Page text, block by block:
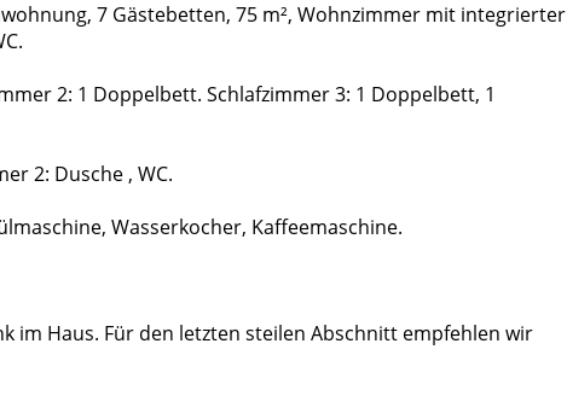
7 Gästebetten, 75 m², Wohnzimmer mit integrierter
2: 1 Doppelbett. Schlafzimmer 3: 1 Doppelbett, 1
2: Dusche , WC.
Wasserkocher, Kaffeemaschine.
im Haus. Für den letzten steilen Abschnitt empfehlen wir